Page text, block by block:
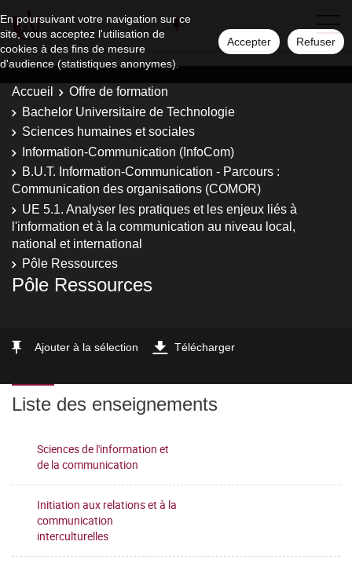
En poursuivant votre navigation sur ce
site, vous acceptez l'utilisation de
cookies à des fins de mesure
d'audience (statistiques anonymes).
Accepter Refuser
Accueil
Offre de formation
Bachelor Universitaire de Technologie
Sciences humaines et sociales
Information-Communication (InfoCom)
B.U.T. Information-Communication - Parcours :
Communication des organisations (COMOR)
UE 5.1. Analyser les pratiques et les enjeux liés à
l'information et à la communication au niveau local,
national et international
Pôle Ressources
Pôle Ressources
Ajouter à la sélection Télécharger
Liste des enseignements
Sciences de l'information et
de la communication
Initiation aux relations et à la
communication
interculturelles